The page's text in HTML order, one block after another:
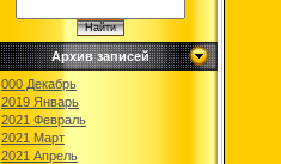
Архив записей
000 Декабрь
2019 Январь
2021 Февраль
2021 Март
2021 Апрель